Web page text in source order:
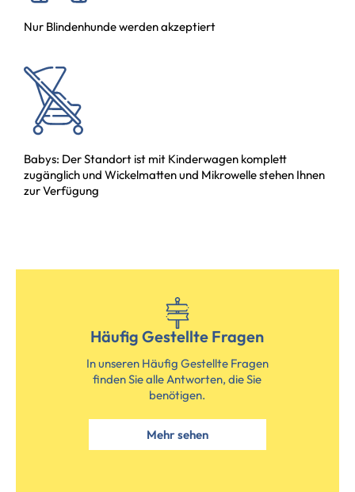
Nur Blindenhunde werden akzeptiert
Babys: Der Standort ist mit Kinderwagen komplett
zugänglich und Wickelmatten und Mikrowelle stehen Ihnen
zur Verfügung
Häufig Gestellte Fragen
In unseren Häufig Gestellte Fragen
finden Sie alle Antworten, die Sie
benötigen.
Mehr sehen